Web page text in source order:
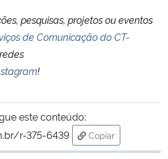
pesquisas, projetos ou eventos
de Comunicação do CT-
!
este conteúdo:
r-375-6439
Copiar
para área de